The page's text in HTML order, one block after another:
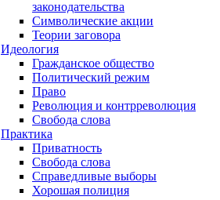
законодательства
Символические акции
Теории заговора
Идеология
Гражданское общество
Политический режим
Право
Революция и контрреволюция
Свобода слова
Практика
Приватность
Свобода слова
Справедливые выборы
Хорошая полиция